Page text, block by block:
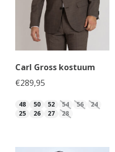
Carl Gross kostuum
€289,95
48 50 52 54 56
24
25
26 27 28